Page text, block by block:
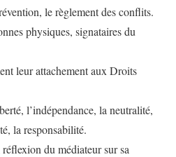
le règlement des conflits.
physiques, signataires du
leur attachement aux Droits
l’indépendance, la neutralité,
la responsabilité.
du médiateur sur sa